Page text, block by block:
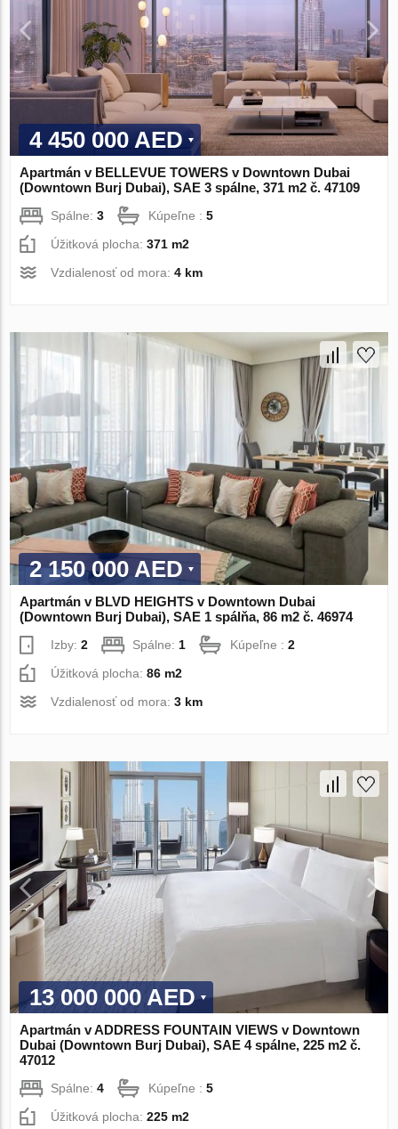
4 450 000 AED
Apartmán v BELLEVUE TOWERS v Downtown Dubai
(Downtown Burj Dubai), SAE 3 spálne, 371 m2 č. 47109
Spálne:3 Kúpeľne :5
Úžitková plocha:371 m2
Vzdialenosť od mora:4 km
2 150 000 AED
Apartmán v BLVD HEIGHTS v Downtown Dubai
(Downtown Burj Dubai), SAE 1 spálňa, 86 m2 č. 46974
Izby:2 Spálne: 1 Kúpeľne :2
Úžitková plocha:86 m2
Vzdialenosť od mora:3 km
13 000 000 AED
Apartmán v ADDRESS FOUNTAIN VIEWS v Downtown
Dubai (Downtown Burj Dubai), SAE 4 spálne, 225 m2 č.
47012
Spálne:4 Kúpeľne :5
Úžitková plocha:225 m2